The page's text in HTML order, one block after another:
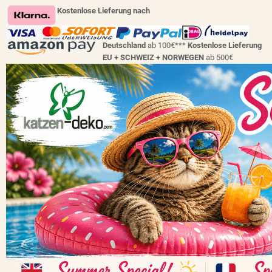
Kostenlose Lieferung nach
Deutschland ab 100€*** Kostenlose Lieferung
EU + SCHWEIZ + NORWEGEN ab 500€